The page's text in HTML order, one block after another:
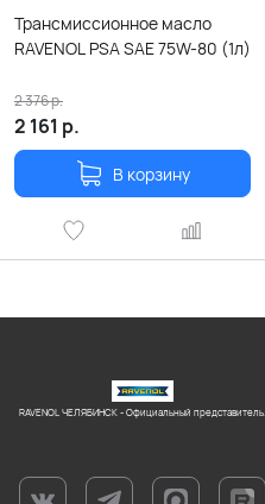
Трансмиссионное масло
RAVENOL PSA SAE 75W-80 (1л)
2 161 р.
2 376р.
В корзину
RAVENOL ЧЕЛЯБИНСК - Официальный представитель.